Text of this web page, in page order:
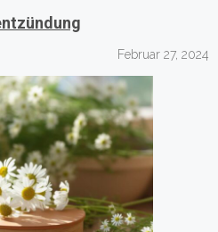
Februar 27, 2024